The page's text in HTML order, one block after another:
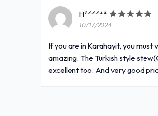
H******
10/17/2024
If you are in Karahayit, you must
amazing. The Turkish style
excellent too. And very good